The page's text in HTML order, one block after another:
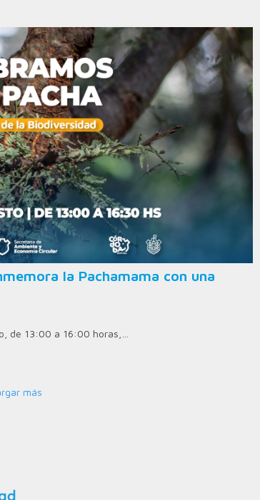
la Pachamama con una
de 13:00 a 16:00 horas,…
más